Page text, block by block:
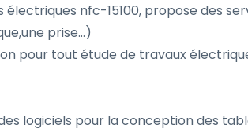
nfc-15100, propose des
prise...)
pour tout étude de travaux
logiciels pour la conception des